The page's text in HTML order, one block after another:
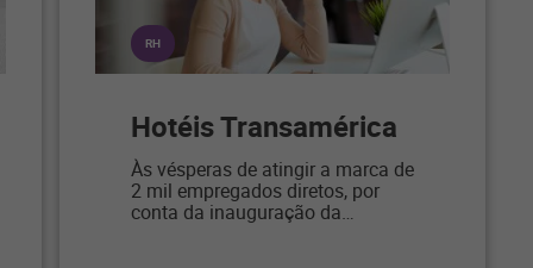
RH
Hotéis Transamérica
Às vésperas de atingir a marca de
2 mil empregados diretos, por
conta da inauguração da…